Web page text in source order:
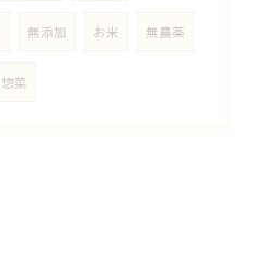
無添加 お米 無農薬
惣菜